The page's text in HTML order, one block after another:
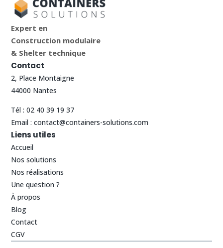
Expert en
Construction modulaire
& Shelter technique
Contact
2, Place Montaigne
44000 Nantes
Tél :02 40 39 19 37
Email :contact@containers-solutions.com
Liens utiles
Accueil
Nos solutions
Nos réalisations
Une question ?
À propos
Blog
Contact
CGV